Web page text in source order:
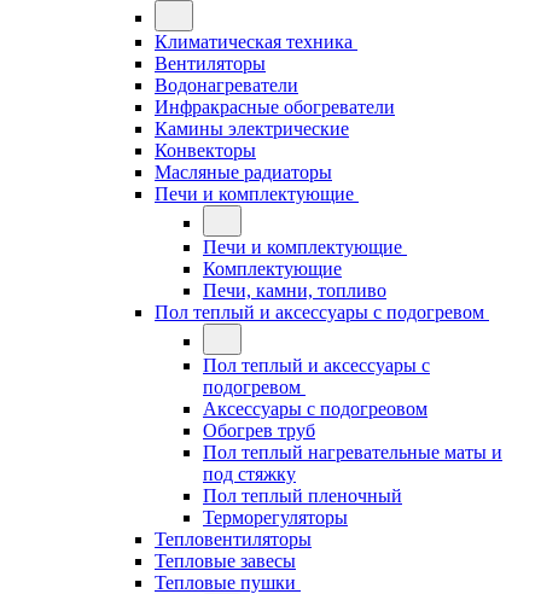
Климатическая техника
Вентиляторы
Водонагреватели
Инфракрасные обогреватели
Камины электрические
Конвекторы
Масляные радиаторы
Печи и комплектующие
Печи и комплектующие
Комплектующие
Печи, камни, топливо
Пол теплый и аксессуары с подогревом
Пол теплый и аксессуары с
подогревом
Аксессуары с подогреовом
Обогрев труб
Пол теплый нагревательные маты и
под стяжку
Пол теплый пленочный
Терморегуляторы
Тепловентиляторы
Тепловые завесы
Тепловые пушки